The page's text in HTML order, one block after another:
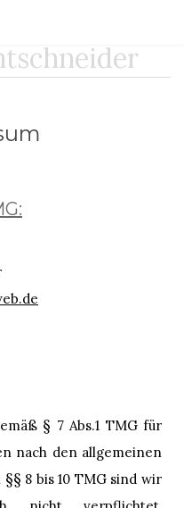
§ 7 Abs.1 TMG für
nach den allgemeinen
8 bis 10 TMG sind wir